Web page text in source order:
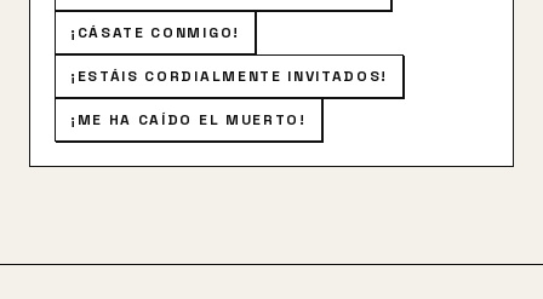
¡CÁSATE CONMIGO!
¡ESTÁIS CORDIALMENTE INVITADOS!
¡ME HA CAÍDO EL MUERTO!